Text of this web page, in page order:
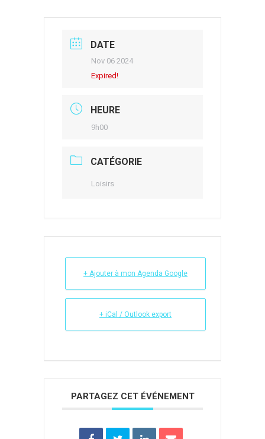
DATE
Nov 06 2024
Expired!
HEURE
9h00
CATÉGORIE
Loisirs
+ Ajouter à mon Agenda Google
+ iCal / Outlook export
PARTAGEZ CET ÉVÉNEMENT